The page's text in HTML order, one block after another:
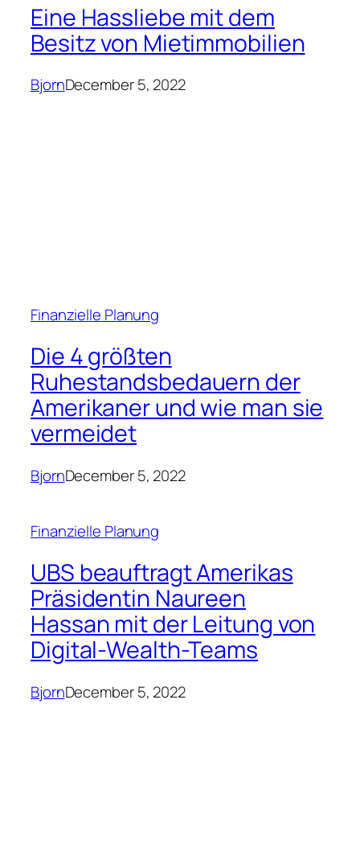
Eine Hassliebe mit dem
Besitz von Mietimmobilien
BjornDecember 5, 2022
Finanzielle Planung
Die 4 größten
Ruhestandsbedauern der
Amerikaner und wie man sie
vermeidet
BjornDecember 5, 2022
Finanzielle Planung
UBS beauftragt Amerikas
Präsidentin Naureen
Hassan mit der Leitung von
Digital-Wealth-Teams
BjornDecember 5, 2022